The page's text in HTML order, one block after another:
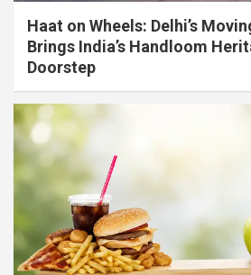
Haat on Wheels: Delhi’s
Brings India’s Handloom
Doorstep